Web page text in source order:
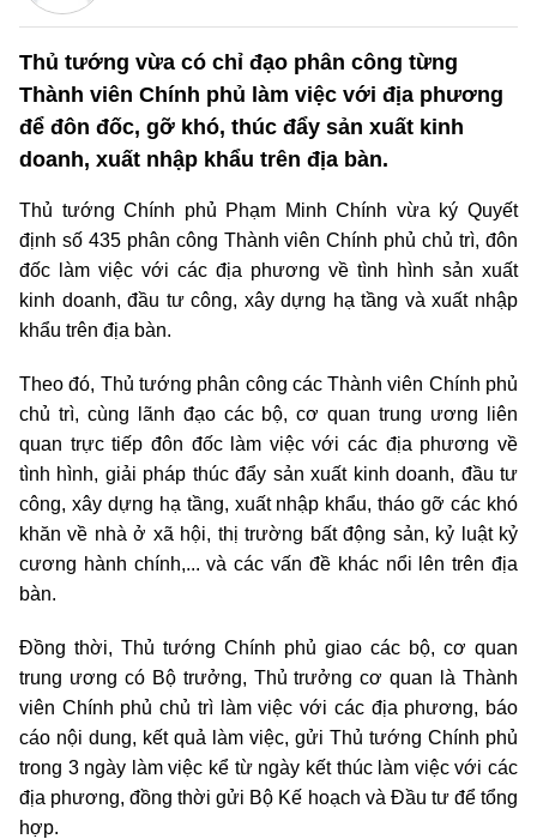
Thủ tướng vừa có chỉ đạo phân công từng
Thành viên Chính phủ làm việc với địa phương
để đôn đốc, gỡ khó, thúc đẩy sản xuất kinh
doanh, xuất nhập khẩu trên địa bàn.
Thủ tướng Chính phủ Phạm Minh Chính vừa ký Quyết
định số 435 phân công Thành viên Chính phủ chủ trì, đôn
đốc làm việc với các địa phương về tình hình sản xuất
kinh doanh, đầu tư công, xây dựng hạ tầng và xuất nhập
khẩu trên địa bàn.
Theo đó, Thủ tướng phân công các Thành viên Chính phủ
chủ trì, cùng lãnh đạo các bộ, cơ quan trung ương liên
quan trực tiếp đôn đốc làm việc với các địa phương về
tình hình, giải pháp thúc đẩy sản xuất kinh doanh, đầu tư
công, xây dựng hạ tầng, xuất nhập khẩu, tháo gỡ các khó
khăn về nhà ở xã hội, thị trường bất động sản, kỷ luật kỷ
cương hành chính,... và các vấn đề khác nổi lên trên địa
bàn.
Đồng thời, Thủ tướng Chính phủ giao các bộ, cơ quan
trung ương có Bộ trưởng, Thủ trưởng cơ quan là Thành
viên Chính phủ chủ trì làm việc với các địa phương, báo
cáo nội dung, kết quả làm việc, gửi Thủ tướng Chính phủ
trong 3 ngày làm việc kể từ ngày kết thúc làm việc với các
địa phương, đồng thời gửi Bộ Kế hoạch và Đầu tư để tổng
hợp.